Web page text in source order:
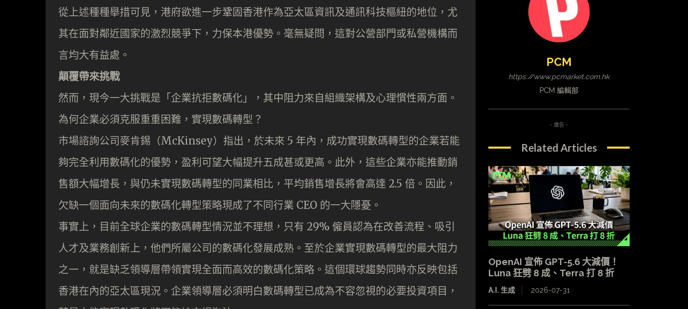
從上述種種舉措可見，港府欲進一步鞏固香港作為亞太區資訊及通訊科技樞紐的地位，尤
其在面對鄰近國家的激烈競爭下，力保本港優勢。毫無疑問，這對公營部門或私營機構而
言均大有益處。
顛覆帶來挑戰
然而，現今一大挑戰是「企業抗拒數碼化」，其中阻力來自組織架構及心理慣性兩方面。
為何企業必須克服重重困難，實現數碼轉型？
市場諮詢公司麥肯錫（McKinsey）指出，於未來 5 年內，成功實現數碼轉型的企業若能
夠完全利用數碼化的優勢，盈利可望大幅提升五成甚或更高。此外，這些企業亦能推動銷
售額大幅增長，與仍未實現數碼轉型的同業相比，平均銷售增長將會高達 2.5 倍。因此，
欠缺一個面向未來的數碼化轉型策略現成了不同行業 CEO 的一大隱憂。
事實上，目前全球企業的數碼轉型情況並不理想，只有 29% 僱員認為在改善流程、吸引
人才及業務創新上，他們所屬公司的數碼化發展成熟。至於企業實現數碼轉型的最大阻力
之一，就是缺乏領導層帶領實現全面而高效的數碼化策略。這個環球趨勢同時亦反映包括
香港在內的亞太區現況。企業領導層必須明白數碼轉型已成為不容忽視的必要投資項目，
PCM
https://www.pcmarket.com.hk
PCM 編輯部
- 廣告 -
Related Articles
OpenAI 宣佈 GPT-5.6 大減價！
Luna 狂劈 8 成、Terra 打 8 折
A.I. 生成 2026-07-31